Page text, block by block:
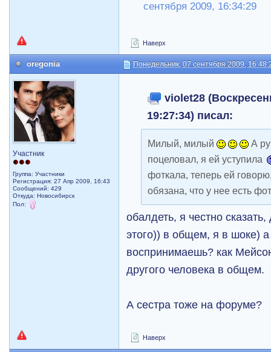
сентября 2009, 16:34:29
Наверх
oregonia Понедельник, 07 сентября 2009,
Участник
Группа: Участники
Регистрация: 27 Апр 2009, 16:43
Сообщений: 429
Откуда: Новосибирск
Пол:
violet28
19:27:34) писал:
Милый, милый
А
поцеловал, я ей уступила
фоткала, теперь ей
обязана, что у нее есть
обалдеть, я честно
этого)) в общем, я в шоке) а
воспринимаешь? как
другого человека в общем.
А сестра тоже на форуме?
Наверх